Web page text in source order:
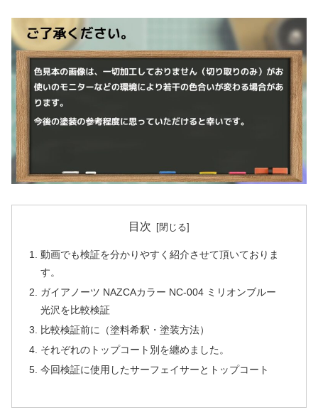
目次
動画でも検証を分かりやすく紹介させて頂いておりま
す。
ガイアノーツ NAZCAカラー NC-004 ミリオンブルー
光沢を比較検証
比較検証前に（塗料希釈・塗装方法）
それぞれのトップコート別を纏めました。
今回検証に使用したサーフェイサーとトップコート